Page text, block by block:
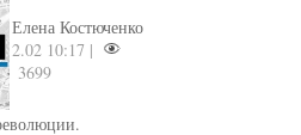
Елена Костюченко
2.02 10:17 |
3699